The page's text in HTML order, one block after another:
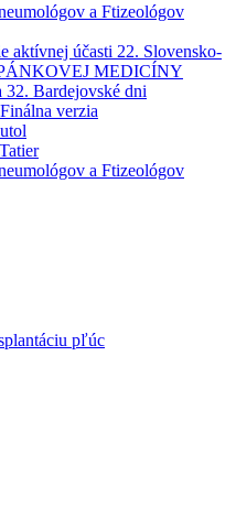
a Ftizeológov
aktívnej účasti 22. Slovensko-
MEDICÍNY
32. Bardejovské dni
verzia
a Ftizeológov
pľúc